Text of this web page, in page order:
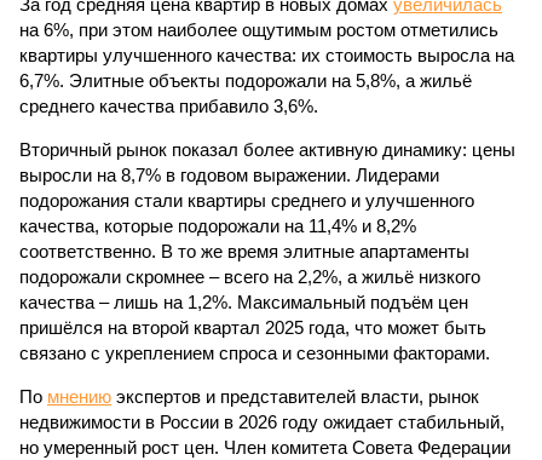
За год средняя цена квартир в новых домах увеличилась
на 6%, при этом наиболее ощутимым ростом отметились
квартиры улучшенного качества: их стоимость выросла на
6,7%. Элитные объекты подорожали на 5,8%, а жильё
среднего качества прибавило 3,6%.
Вторичный рынок показал более активную динамику: цены
выросли на 8,7% в годовом выражении. Лидерами
подорожания стали квартиры среднего и улучшенного
качества, которые подорожали на 11,4% и 8,2%
соответственно. В то же время элитные апартаменты
подорожали скромнее – всего на 2,2%, а жильё низкого
качества – лишь на 1,2%. Максимальный подъём цен
пришёлся на второй квартал 2025 года, что может быть
связано с укреплением спроса и сезонными факторами.
По мнению экспертов и представителей власти, рынок
недвижимости в России в 2026 году ожидает стабильный,
но умеренный рост цен. Член комитета Совета Федерации